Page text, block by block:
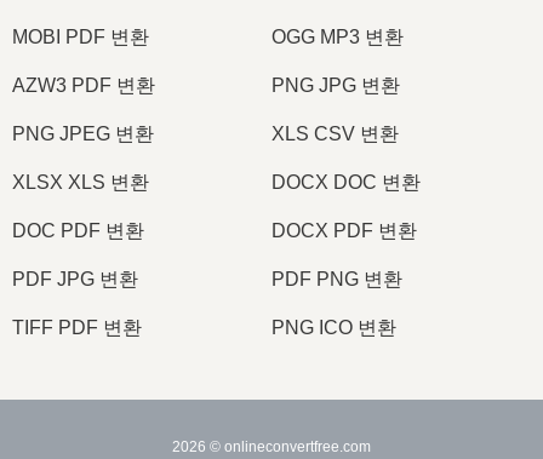
MOBI PDF 변환 OGG MP3 변환
AZW3 PDF 변환 PNG JPG 변환
PNG JPEG 변환 XLS CSV 변환
XLSX XLS 변환 DOCX DOC 변환
DOC PDF 변환 DOCX PDF 변환
PDF JPG 변환 PDF PNG 변환
TIFF PDF 변환 PNG ICO 변환
2026 © onlineconvertfree.com